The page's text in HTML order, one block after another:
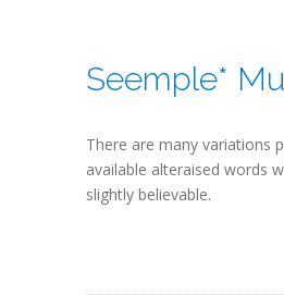
There are many variations
available alteraised words
slightly believable.